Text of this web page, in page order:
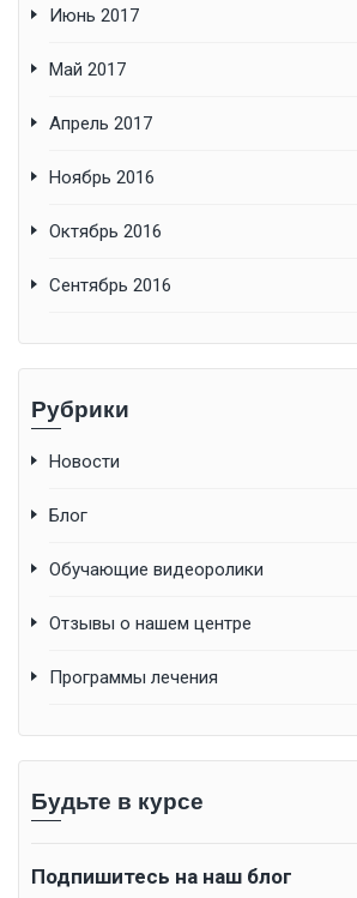
Июнь 2017
Май 2017
Апрель 2017
Ноябрь 2016
Октябрь 2016
Сентябрь 2016
Рубрики
Новости
Блог
Обучающие видеоролики
Отзывы о нашем центре
Программы лечения
Будьте в курсе
Подпишитесь на наш блог